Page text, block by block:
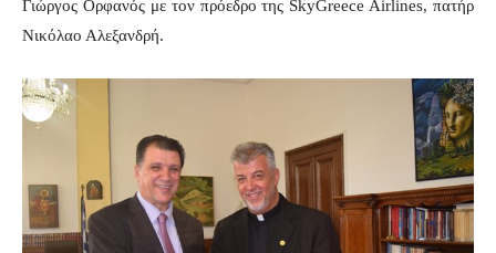
Γιώργος Ορφανός με τον πρόεδρο της SkyGreece Airlines, πατήρ
Νικόλαο Αλεξανδρή.